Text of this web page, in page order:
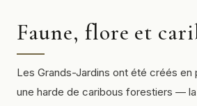
Faune, flore et
Les Grands-Jardins ont été créés
une harde de caribous forestiers — la